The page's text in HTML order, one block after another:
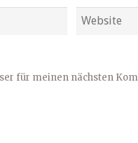
für meinen nächsten